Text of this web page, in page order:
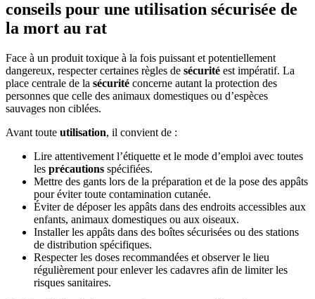
conseils pour une utilisation sécurisée de
la mort au rat
Face à un produit toxique à la fois puissant et potentiellement
dangereux, respecter certaines règles de sécurité est impératif. La
place centrale de la sécurité concerne autant la protection des
personnes que celle des animaux domestiques ou d’espèces
sauvages non ciblées.
Avant toute utilisation, il convient de :
Lire attentivement l’étiquette et le mode d’emploi avec toutes
les précautions spécifiées.
Mettre des gants lors de la préparation et de la pose des appâts
pour éviter toute contamination cutanée.
Éviter de déposer les appâts dans des endroits accessibles aux
enfants, animaux domestiques ou aux oiseaux.
Installer les appâts dans des boîtes sécurisées ou des stations
de distribution spécifiques.
Respecter les doses recommandées et observer le lieu
régulièrement pour enlever les cadavres afin de limiter les
risques sanitaires.